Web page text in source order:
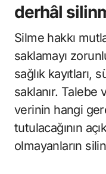
derhâl
Silme hakkı
saklamayı
sağlık kayıtları,
saklanır. Talebe
verinin hangi
tutulacağının
olmayanların